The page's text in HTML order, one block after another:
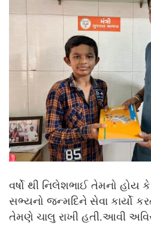
વર્ષો થી નિલેશભાઈ તેમનો હોય કે
સભ્યનો જન્મદિને સેવા કાર્યો
તેમણે ચાલુ રાખી હતી.આવી